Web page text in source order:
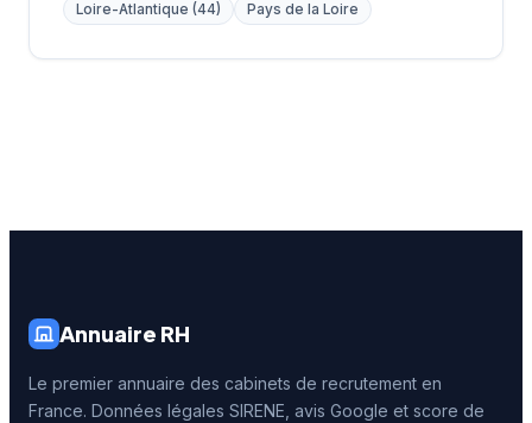
Loire-Atlantique (44) Pays de la Loire
Annuaire RH
Le premier annuaire des cabinets de recrutement en
France. Données légales SIRENE, avis Google et score de